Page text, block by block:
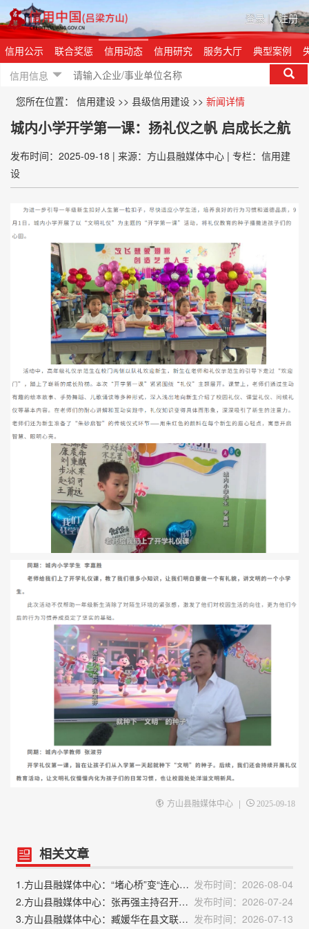
登录 | 注册
信用公示 联合奖惩 信用动态 信用研究 服务大厅 典型案例
信用信息
您所在位置： 信用建设 >> 县级信用建设 >> 新闻详情
城内小学开学第一课：扬礼仪之帆 启成长之航
发布时间：2025-09-18 | 来源：方山县融媒体中心 | 专栏：信用建
设
方山县融媒体中心 | 2025-09-18
相关文章
1.方山县融媒体中心：“堵心桥”变“连心路”——我县惟学路畅通工程竣工在即 发布时间：2026-08-04
2.方山县融媒体中心：张再强主持召开县政府第七十一次常务会议 发布时间：2026-07-24
3.方山县融媒体中心：臧媛华在县文联 新华书店进行调研 发布时间：2026-07-13